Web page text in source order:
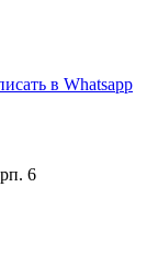
в Whatsapp
6